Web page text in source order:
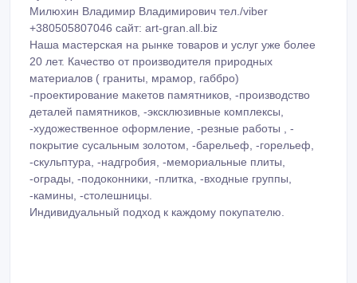
Милюхин Владимир Владимирович тел./viber
+380505807046 сайт: art-gran.all.biz
Наша мастерская на рынке товаров и услуг уже более
20 лет. Качество от производителя природных
материалов ( граниты, мрамор, габбро)
-проектирование макетов памятников, -производство
деталей памятников, -эксклюзивные комплексы,
-художественное оформление, -резные работы , -
покрытие сусальным золотом, -барельеф, -горельеф,
-скульптура, -надгробия, -мемориальные плиты,
-ограды, -подоконники, -плитка, -входные группы,
-камины, -столешницы.
Индивидуальный подход к каждому покупателю.